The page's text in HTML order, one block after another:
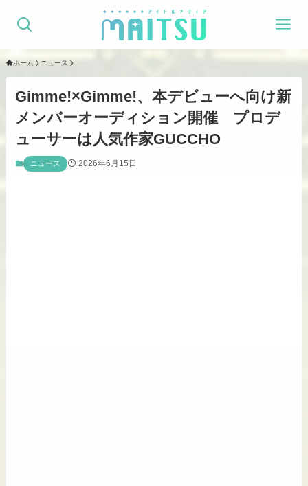
ホーム ニュース
Gimme!×Gimme!、本デビューへ向け新
メンバーオーディション開催 プロデ
ューサーは人気作家GUCCHO
ニュース 2026年6月15日